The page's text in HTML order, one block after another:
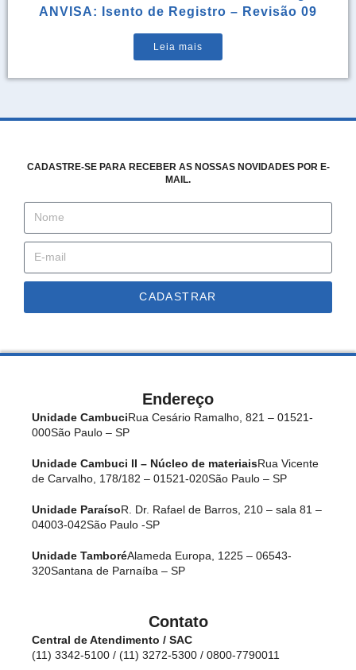
ANVISA: Isento de Registro – Revisão 09
Leia mais
CADASTRE-SE PARA RECEBER AS NOSSAS NOVIDADES POR E-
MAIL.
CADASTRAR
Endereço
Unidade CambuciRua Cesário Ramalho, 821 – 01521-
000São Paulo – SP
Unidade Cambuci II – Núcleo de materiaisRua Vicente
de Carvalho, 178/182 – 01521-020São Paulo – SP
Unidade ParaísoR. Dr. Rafael de Barros, 210 – sala 81 –
04003-042São Paulo -SP
Unidade TamboréAlameda Europa, 1225 – 06543-
320Santana de Parnaíba – SP
Contato
Central de Atendimento / SAC
(11) 3342-5100 / (11) 3272-5300 / 0800-7790011